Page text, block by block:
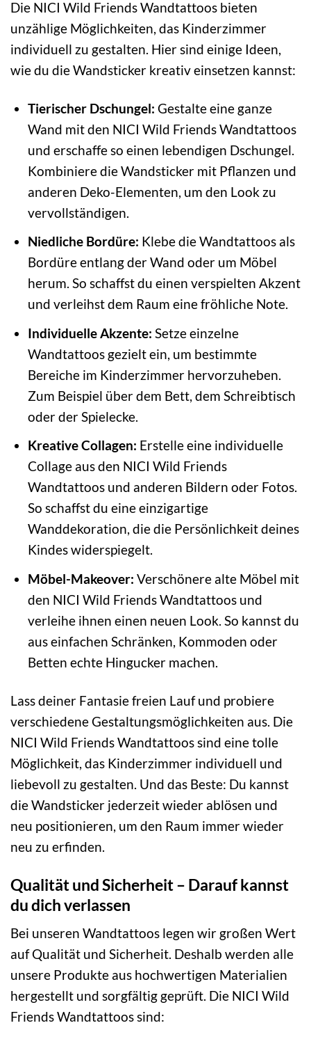
Die NICI Wild Friends Wandtattoos bieten
unzählige Möglichkeiten, das Kinderzimmer
individuell zu gestalten. Hier sind einige Ideen,
wie du die Wandsticker kreativ einsetzen kannst:
Tierischer Dschungel: Gestalte eine ganze
Wand mit den NICI Wild Friends Wandtattoos
und erschaffe so einen lebendigen Dschungel.
Kombiniere die Wandsticker mit Pflanzen und
anderen Deko-Elementen, um den Look zu
vervollständigen.
Niedliche Bordüre: Klebe die Wandtattoos als
Bordüre entlang der Wand oder um Möbel
herum. So schaffst du einen verspielten Akzent
und verleihst dem Raum eine fröhliche Note.
Individuelle Akzente: Setze einzelne
Wandtattoos gezielt ein, um bestimmte
Bereiche im Kinderzimmer hervorzuheben.
Zum Beispiel über dem Bett, dem Schreibtisch
oder der Spielecke.
Kreative Collagen: Erstelle eine individuelle
Collage aus den NICI Wild Friends
Wandtattoos und anderen Bildern oder Fotos.
So schaffst du eine einzigartige
Wanddekoration, die die Persönlichkeit deines
Kindes widerspiegelt.
Möbel-Makeover: Verschönere alte Möbel mit
den NICI Wild Friends Wandtattoos und
verleihe ihnen einen neuen Look. So kannst du
aus einfachen Schränken, Kommoden oder
Betten echte Hingucker machen.
Lass deiner Fantasie freien Lauf und probiere
verschiedene Gestaltungsmöglichkeiten aus. Die
NICI Wild Friends Wandtattoos sind eine tolle
Möglichkeit, das Kinderzimmer individuell und
liebevoll zu gestalten. Und das Beste: Du kannst
die Wandsticker jederzeit wieder ablösen und
neu positionieren, um den Raum immer wieder
neu zu erfinden.
Qualität und Sicherheit – Darauf kannst
du dich verlassen
Bei unseren Wandtattoos legen wir großen Wert
auf Qualität und Sicherheit. Deshalb werden alle
unsere Produkte aus hochwertigen Materialien
hergestellt und sorgfältig geprüft. Die NICI Wild
Friends Wandtattoos sind: